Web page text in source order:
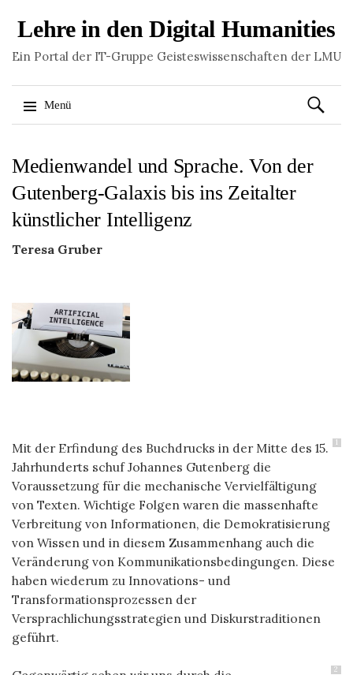
Lehre in den Digital Humanities
Ein Portal der IT-Gruppe Geisteswissenschaften der LMU
Menü
zum
Suchen
nach:
Medienwandel und Sprache. Von der
Gutenberg-Galaxis bis ins Zeitalter
künstlicher Intelligenz
Teresa Gruber
1
Mit der Erfindung des Buchdrucks in der Mitte des 15.
Jahrhunderts schuf Johannes Gutenberg die
Voraussetzung für die mechanische Vervielfältigung
von Texten. Wichtige Folgen waren die massenhafte
Verbreitung von Informationen, die Demokratisierung
von Wissen und in diesem Zusammenhang auch die
Veränderung von Kommunikationsbedingungen. Diese
haben wiederum zu Innovations- und
Transformationsprozessen der
Versprachlichungsstrategien und Dis­kurstraditionen
geführt.
2